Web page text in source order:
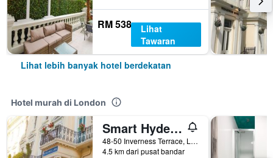
RM 538
Lihat
Tawaran
Lihat lebih banyak hotel berdekatan
Hotel murah di London
Smart Hyde Park Inn
48-50 Inverness Terrace, London, United Kingdom
4.5 km dari pusat bandar